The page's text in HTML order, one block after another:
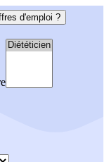
d'emploi ?